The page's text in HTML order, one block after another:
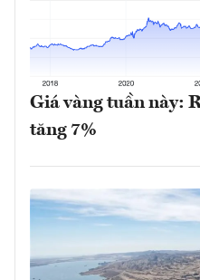
Giá vàng tuần này:
tăng 7%